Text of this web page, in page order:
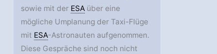
sowie mit der ESA über eine
mögliche Umplanung der Taxi-Flüge
mit ESA-Astronauten aufgenommen.
Diese Gespräche sind noch nicht